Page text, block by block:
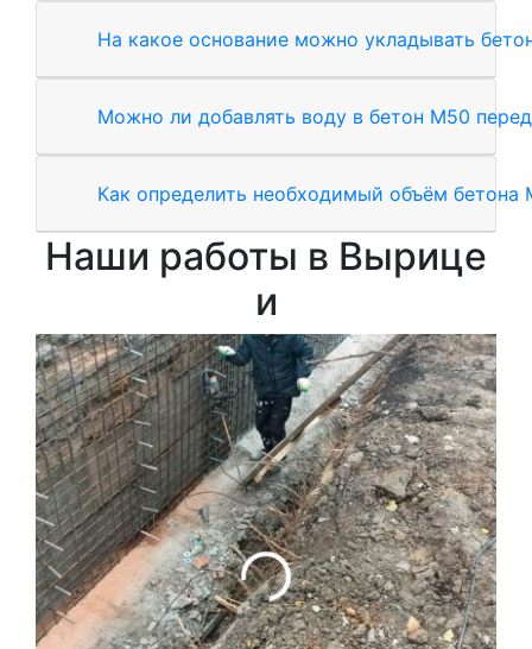
На какое основание можно укладывать
Можно ли добавлять воду в бетон М50
Как определить необходимый объём бетона
Наши работы в Вырице
и